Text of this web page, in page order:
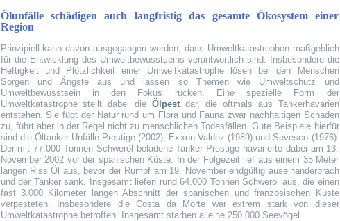
Ölunfälle schädigen auch langfristig das gesamte Ökosystem einer
Region
Prinzipiell kann davon ausgegangen werden, dass Umweltkatastrophen maßgeblich
für die Entwicklung des Umweltbewusstseins verantwortlich sind. Insbesondere die
Heftigkeit und Plötzlichkeit einer Umweltkatastrophe lösen bei den Menschen
Sorgen und Ängste aus und lassen so Themen wie Umweltschutz und
Umweltbewusstsein in den Fokus rücken. Eine spezielle Form der
Umweltkatastrophe stellt dabei dieÖlpest dar, die oftmals aus Tankerhavarien
entstehen. Sie fügt der Natur rund um Flora und Fauna zwar nachhaltigen Schaden
zu, führt aber in der Regel nicht zu menschlichen Todesfällen. Gute Beispiele hierfür
sind die Öltanker-Unfälle Prestige (2002), Exxon Valdez (1989) und Sevesco (1976).
Der mit 77.000 Tonnen Schweröl beladene Tanker Prestige havarierte dabei am 13.
November 2002 vor der spanischen Küste. In der Folgezeit lief aus einem 35 Meter
langen Riss Öl aus, bevor der Rumpf am 19. November endgültig auseinanderbrach
und der Tanker sank. Insgesamt liefen rund 64.000 Tonnen Schweröl aus, die einen
fast 3.000 Kilometer langen Abschnitt der spanischen und französischen Küste
verpesteten. Insbesondere die Costa da Morte war extrem stark von dieser
Umweltkatastrophe betroffen. Insgesamt starben alleine 250.000 Seevögel.